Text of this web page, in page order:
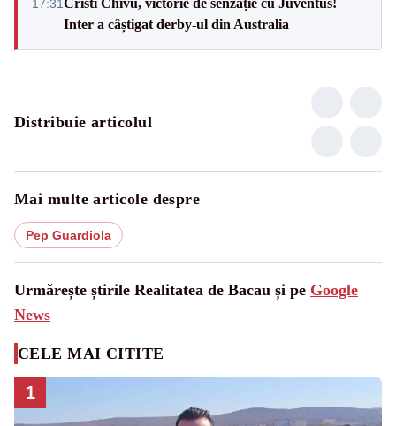
17:31Cristi Chivu, victorie de senzație cu Juventus!
Inter a câștigat derby-ul din Australia
Distribuie articolul
Mai multe articole despre
Pep Guardiola
Urmărește știrile Realitatea de Bacau și pe Google
News
CELE MAI CITITE
1